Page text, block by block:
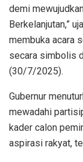
demi
Berkelanjutan,”
membuka acara
secara simbolis
(30/7/2025).
Gubernur
mewadahi
kader calon
aspirasi rakyat,